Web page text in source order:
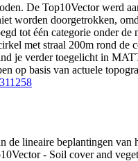
De Top10Vector werd
worden doorgetrokken,
tot één categorie onder
met straal 200m rond
je verder toegelicht in
op basis van actuele
de lineaire beplantingen
- Soil cover and